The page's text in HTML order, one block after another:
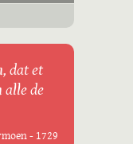
dat et
alle de
- 1729